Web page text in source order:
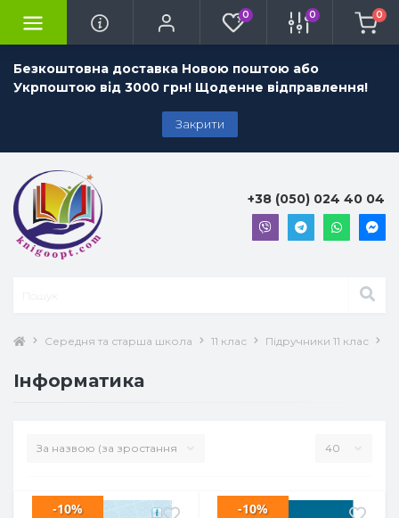
Безкоштовна доставка Новою поштою або
Укрпоштою від 3000 грн! Щоденне відправлення!
Закрити
0 0 0
+38 (050) 024 40 04
Середня та старша школа 11 клас Підручники 11 клас
Інформатика
-10% -10%